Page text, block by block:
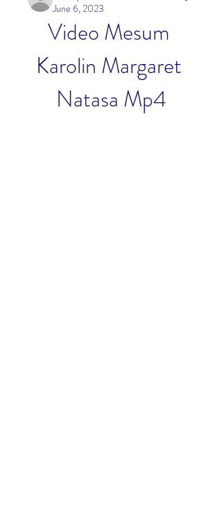
June 6, 2023
Video Mesum
Karolin Margaret
Natasa Mp4